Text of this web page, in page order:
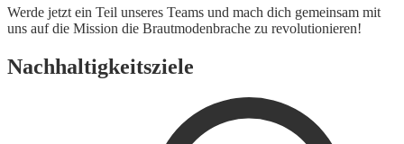
Werde jetzt ein Teil unseres Teams und mach dich gemeinsam mit
uns auf die Mission die Brautmodenbrache zu revolutionieren!
Nachhaltigkeitsziele